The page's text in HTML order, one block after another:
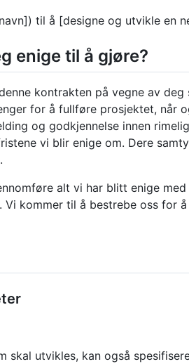
til å [designe og utvikle
enige til å gjøre?
kontrakten på vegne av
for å fullføre prosjektet, når
og godkjennelse innen
vi blir enige om. Dere
alt vi har blitt enige
kommer til å bestrebe oss for
skal utvikles, kan også